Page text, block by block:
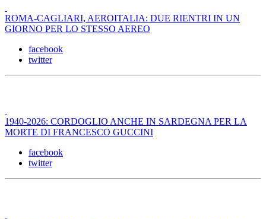
ROMA-CAGLIARI, AEROITALIA: DUE RIENTRI IN UN
GIORNO PER LO STESSO AEREO
facebook
twitter
1940-2026: CORDOGLIO ANCHE IN SARDEGNA PER LA
MORTE DI FRANCESCO GUCCINI
facebook
twitter